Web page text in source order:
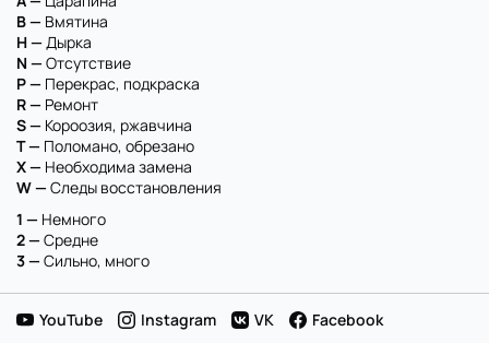
B — Вмятина
H — Дырка
N — Отсутствие
P — Перекрас, подкраска
R — Ремонт
S — Короозия, ржавчина
T — Поломано, обрезано
X — Необходима замена
W — Следы восстановления
1 — Немного
2 — Средне
3 — Сильно, много
YouTube Instagram VK Facebook